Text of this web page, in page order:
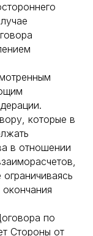
которые в
в отношении
по
Стороны от